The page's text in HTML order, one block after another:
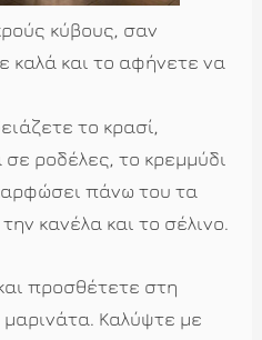
κύβους, σαν
καλά και το αφήνετε να
το κρασί,
ροδέλες, το κρεμμύδι
πάνω του τα
κανέλα και το σέλινο.
προσθέτετε στη
Καλύψτε με